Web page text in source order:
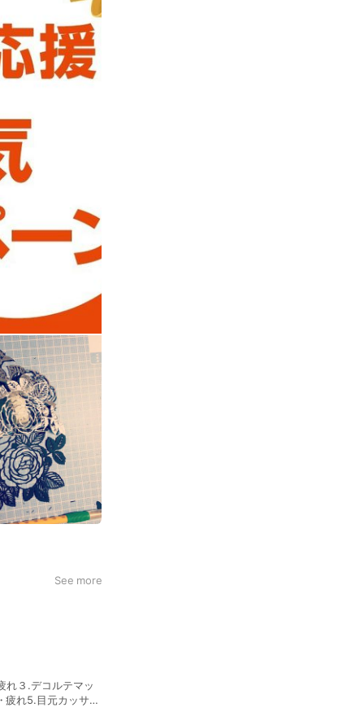
See more
れ３.デコルテマッ
疲れ5.目元カッサ#